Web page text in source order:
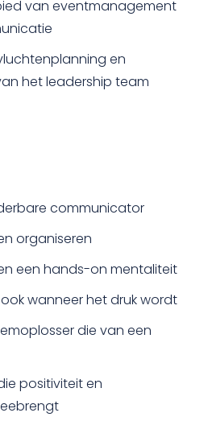
van eventmanagement
en
het leadership team
communicator
organiseren
een hands-on mentaliteit
ook wanneer het druk wordt
die van een
positiviteit en